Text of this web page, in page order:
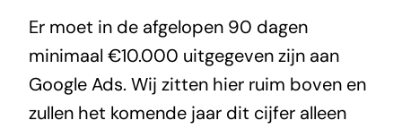
Er moet in de afgelopen 90 dagen
minimaal €10.000 uitgegeven zijn aan
Google Ads. Wij zitten hier ruim boven en
zullen het komende jaar dit cijfer alleen